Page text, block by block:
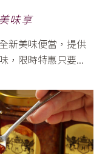
味享
新美味便當，提供
，限時特惠只要...